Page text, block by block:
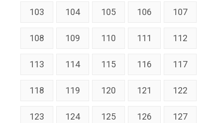
103 104 105 106 107
108 109 110 111 112
113 114 115 116 117
118 119 120 121 122
123 124 125 126 127